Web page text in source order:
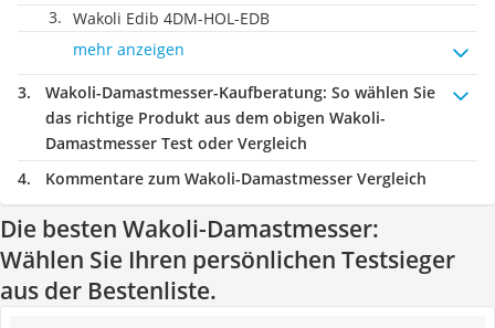
Wakoli Edib 4DM-HOL-EDB
mehr anzeigen
Wakoli-Damastmesser-Kaufberatung: So wählen Sie
das richtige Produkt aus dem obigen Wakoli-
Damastmesser Test oder Vergleich
Kommentare zum Wakoli-Damastmesser Vergleich
Die besten Wakoli-Damastmesser:
Wählen Sie Ihren persönlichen Testsieger
aus der Bestenliste.